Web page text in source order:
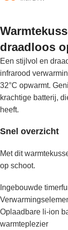
draadloos
Een stijlvol en
infrarood
32°C opwarmt.
krachtige batterij,
heeft.
Snel overzicht
Met dit
op schoot.
Ingebouwde
Oplaadbare li-ion
warmteplezier